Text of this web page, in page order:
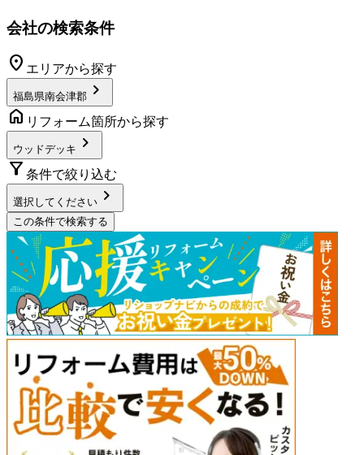
会社の検索条件
location_on エリアから探す
福島県南会津郡 chevron_right
home リフォーム箇所から探す
ウッドデッキ chevron_right
filter_alt 条件で絞り込む
選択してください chevron_right
この条件で検索する